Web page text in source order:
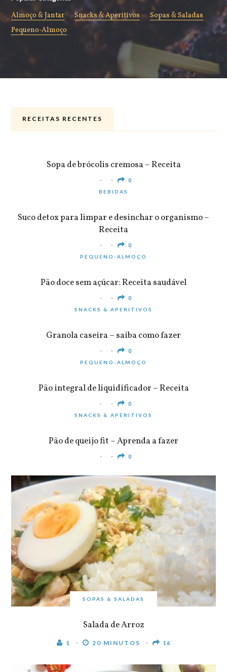
Almoço & Jantar Snacks & Aperitivos
Sopas & Saladas
Pequeno-Almoço
RECEITAS RECENTES
Sopa de brócolis cremosa – Receita
0
BEBIDAS
Suco detox para limpar e desinchar o organismo –
Receita
0
PEQUENO-ALMOÇO
Pão doce sem açúcar: Receita saudável
0
SNACKS & APERITIVOS
Granola caseira – saiba como fazer
0
PEQUENO-ALMOÇO
Pão integral de liquidificador – Receita
0
SNACKS & APERITIVOS
Pão de queijo fit – Aprenda a fazer
0
SOPAS & SALADAS
Salada de Arroz
1 20 MINUTOS 16